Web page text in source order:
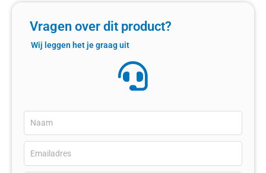
Vragen over dit product?
Wij leggen het je graag uit